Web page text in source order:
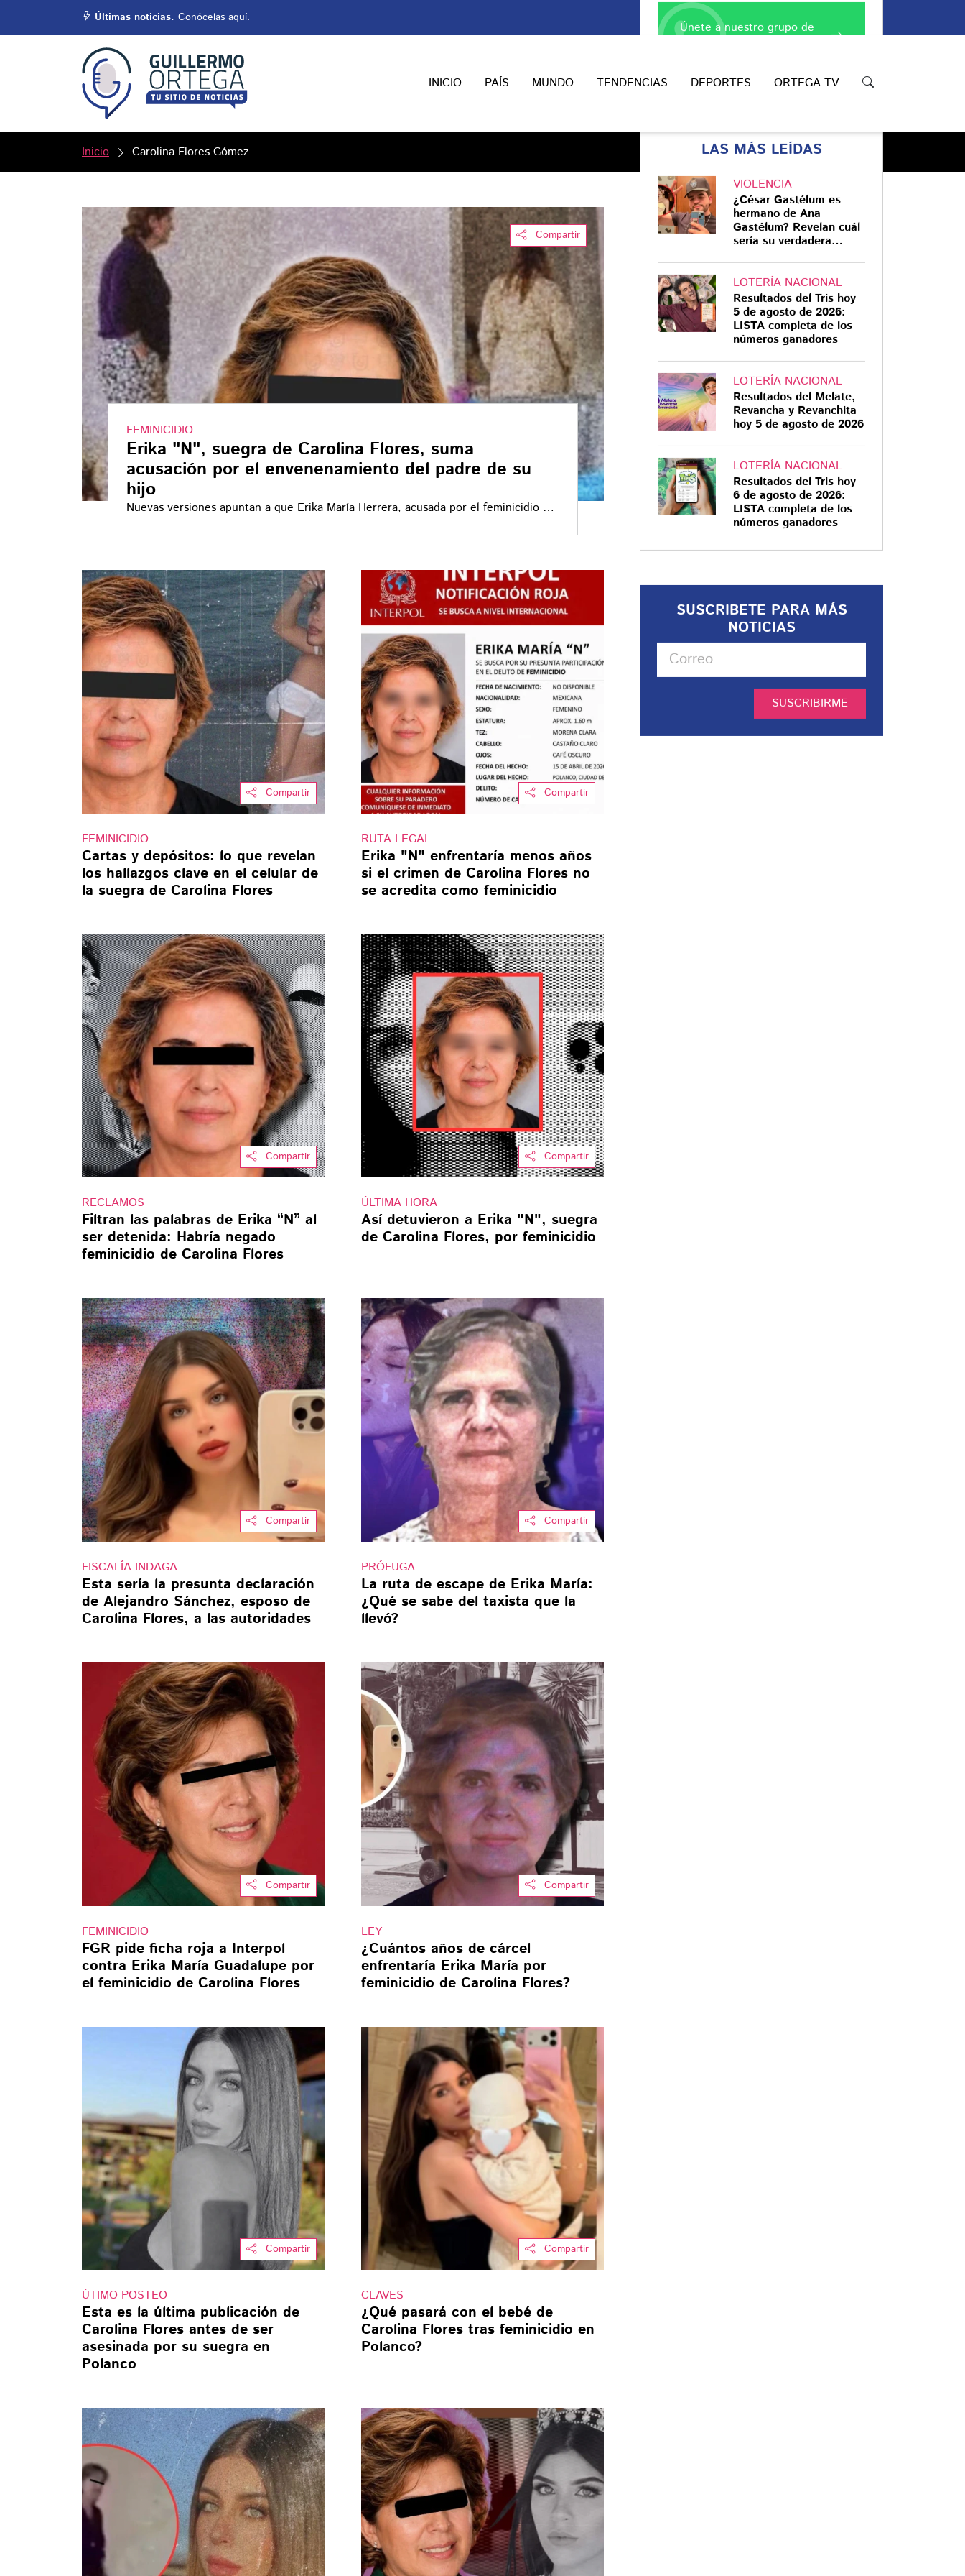
Últimas noticias. Conócelas aquí.
INICIO PAÍS MUNDO TENDENCIAS DEPORTES ORTEGA TV
Inicio Carolina Flores Gómez
Compartir
FEMINICIDIO
Erika "N", suegra de Carolina Flores, suma
acusación por el envenenamiento del padre de su
hijo
Nuevas versiones apuntan a que Erika María Herrera, acusada por el feminicidio de
Compartir
INVESTIGAN
“Fue un accidente
con un juguetito”: La
confesión de Erika
"N" sobre el
feminicidio de
Carolina Flores, esto
dijo
El feminicidio de Carolina Flores
ocurrió el 15 de abril en Polanco,
Compartir
FEMINICIDIO
Cartas y depósitos: lo que revelan
los hallazgos clave en el celular de
la suegra de Carolina Flores
Compartir
RUTA LEGAL
Erika "N" enfrentaría menos años
si el crimen de Carolina Flores no
se acredita como feminicidio
Compartir
RECLAMOS
Filtran las palabras de Erika “N” al
ser detenida: Habría negado
feminicidio de Carolina Flores
Compartir
ÚLTIMA HORA
Así detuvieron a Erika "N", suegra
de Carolina Flores, por feminicidio
Compartir
FISCALÍA INDAGA
Esta sería la presunta declaración
de Alejandro Sánchez, esposo de
Carolina Flores, a las autoridades
Compartir
PRÓFUGA
La ruta de escape de Erika María:
¿Qué se sabe del taxista que la
llevó?
Compartir
FEMINICIDIO
FGR pide ficha roja a Interpol
contra Erika María Guadalupe por
el feminicidio de Carolina Flores
Compartir
LEY
¿Cuántos años de cárcel
enfrentaría Erika María por
feminicidio de Carolina Flores?
Compartir
ÚTIMO POSTEO
Esta es la última publicación de
Carolina Flores antes de ser
asesinada por su suegra en
Polanco
Compartir
CLAVES
¿Qué pasará con el bebé de
Carolina Flores tras feminicidio en
Polanco?
Únete a nuestro grupo de
LAS MÁS LEÍDAS
VIOLENCIA
¿César Gastélum es
hermano de Ana
Gastélum? Revelan cuál
sería su verdadera
LOTERÍA NACIONAL
Resultados del Tris hoy
5 de agosto de 2026:
LISTA completa de los
números ganadores
LOTERÍA NACIONAL
Resultados del Melate,
Revancha y Revanchita
hoy 5 de agosto de 2026
LOTERÍA NACIONAL
Resultados del Tris hoy
6 de agosto de 2026:
LISTA completa de los
números ganadores
SUSCRIBETE PARA MÁS
NOTICIAS
SUSCRIBIRME